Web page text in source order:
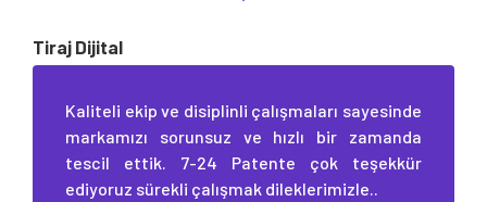
Tiraj Dijital
Kaliteli ekip ve disiplinli çalışmaları sayesinde
markamızı sorunsuz ve hızlı bir zamanda
tescil ettik. 7-24 Patente çok teşekkür
ediyoruz sürekli çalışmak dileklerimizle..